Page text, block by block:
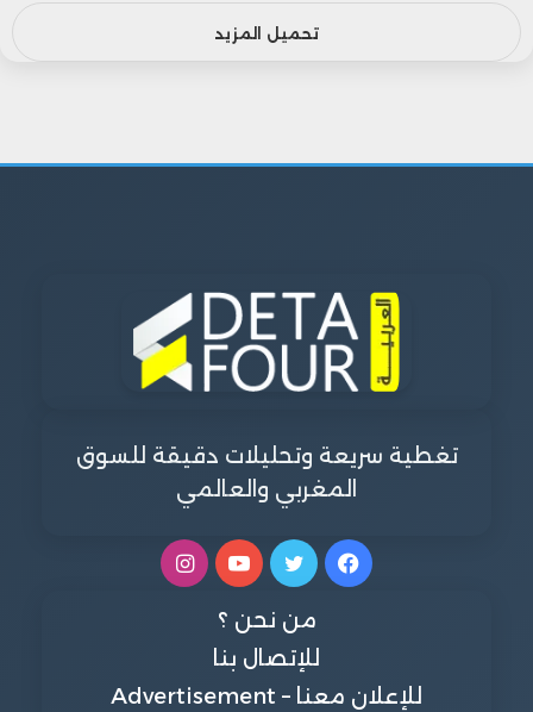
تحميل المزيد
تغطية سريعة وتحليلات دقيقة للسوق
المغربي والعالمي
فيسبوكتويتر يوتيوبانستقرام
من نحن ؟
للإتصال بنا
للإعلان معنا – Advertisement